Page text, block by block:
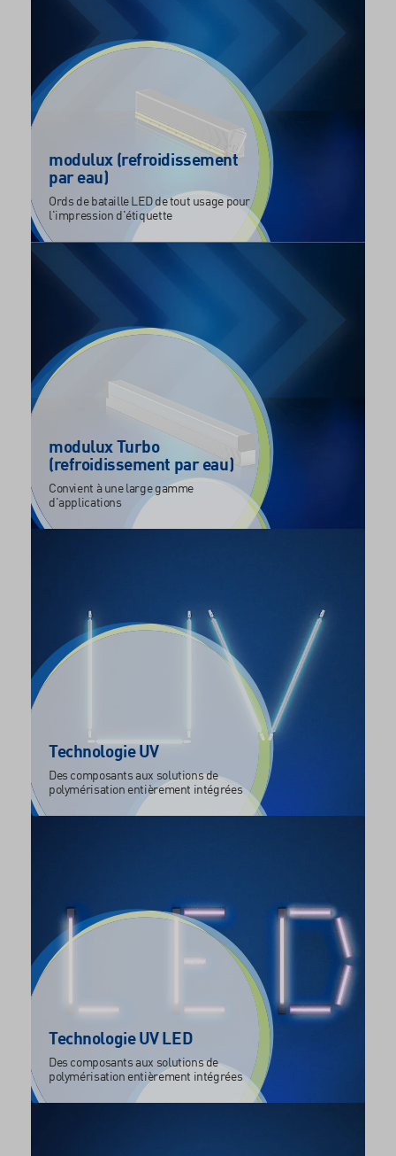
modulux (refroidissement
par eau)
Ords de bataille LED de tout usage pour
l'impression d'étiquette
modulux Turbo
(refroidissement par eau)
Convient à une large gamme
d'applications
Technologie UV
Des composants aux solutions de
polymérisation entièrement intégrées
Technologie UV LED
Des composants aux solutions de
polymérisation entièrement intégrées